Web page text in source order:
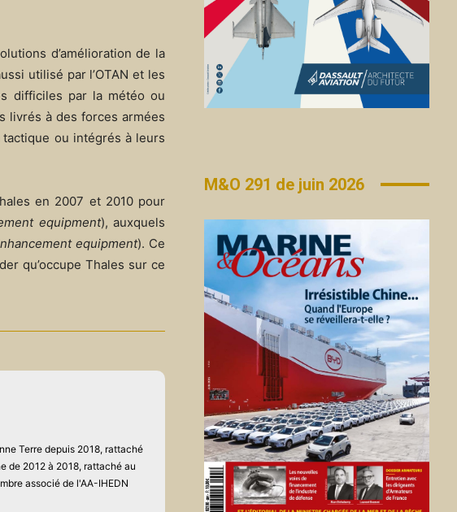
d’amélioration de la
utilisé par l’OTAN et les
difficiles par la météo ou
livrés à des forces armées
ou intégrés à leurs
en 2007 et 2010 pour
equipment), auxquels
equipment). Ce
qu’occupe Thales sur ce
Terre depuis 2018, rattaché
de 2012 à 2018, rattaché au
associé de l'AA-IHEDN
M&O 291 de juin 2026